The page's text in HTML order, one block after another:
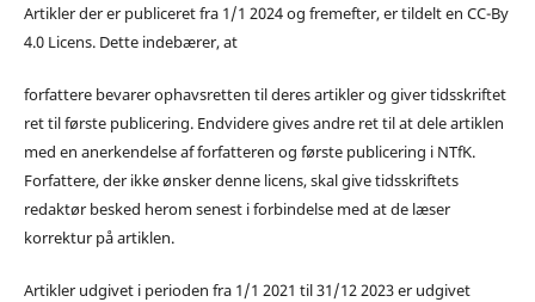
Artikler der er publiceret fra 1/1 2024 og fremefter, er tildelt en CC-By
4.0 Licens. Dette indebærer, at
forfattere bevarer ophavsretten til deres artikler og giver tidsskriftet
ret til første publicering. Endvidere gives andre ret til at dele artiklen
med en anerkendelse af forfatteren og første publicering i NTfK.
Forfattere, der ikke ønsker denne licens, skal give tidsskriftets
redaktør besked herom senest i forbindelse med at de læser
korrektur på artiklen.
Artikler udgivet i perioden fra 1/1 2021 til 31/12 2023 er udgivet